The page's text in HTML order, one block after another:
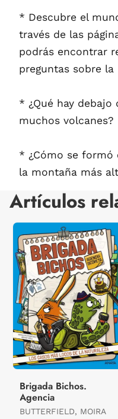
* Descubre el
través de las
podrás encontrar
preguntas sobre la
* ¿Qué hay debajo
muchos volcanes?
* ¿Cómo se formó
la montaña más
Artículos
Brigada Bichos.
Agencia
BUTTERFIELD, MOIRA